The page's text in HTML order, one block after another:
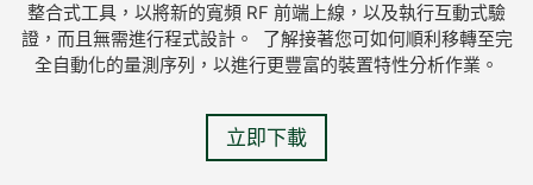
整合式工具，以將新的寬頻 RF 前端上線，以及執行互動式驗
證，而且無需進行程式設計。 了解接著您可如何順利移轉至完
全自動化的量測序列，以進行更豐富的裝置特性分析作業。
立即下載